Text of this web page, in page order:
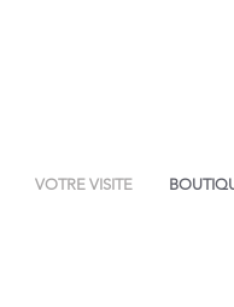
VOTRE VISITE